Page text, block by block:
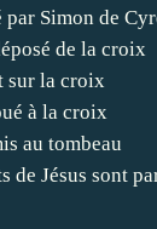
par Simon de
de la croix
sur la croix
à la croix
au tombeau
de Jésus sont